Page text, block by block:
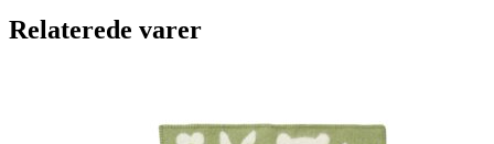
Relaterede varer